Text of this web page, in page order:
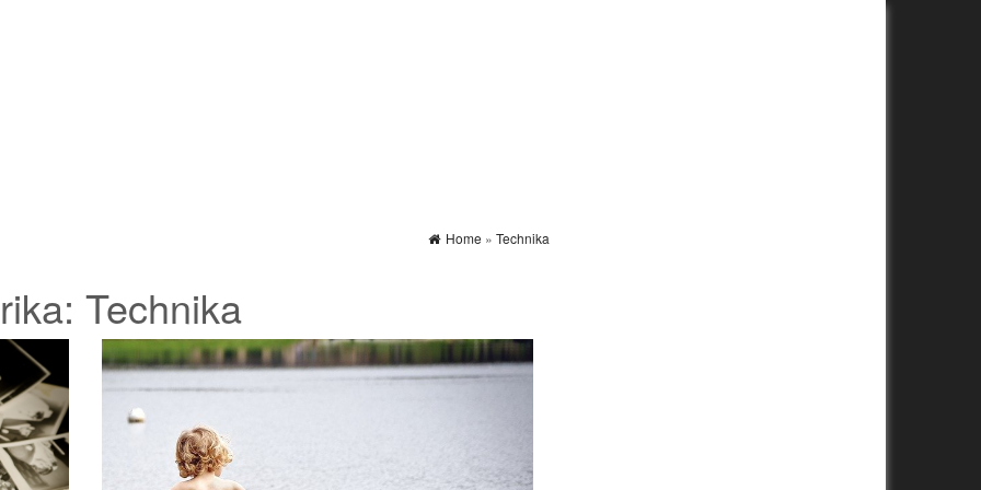
Home » Technika
Technika